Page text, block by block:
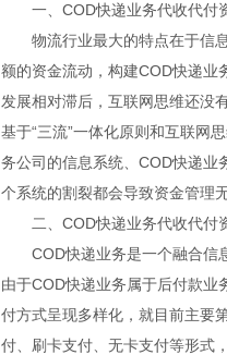
一、COD快递业务代收代付
物流行业最大的特点在于信
额的资金流动，构建COD快递业
发展相对滞后，互联网思维还没
基于“三流”一体化原则和互联网
务公司的信息系统、COD快递业
个系统的割裂都会导致资金管理
二、COD快递业务代收代付
COD快递业务是一个融合信
由于COD快递业务属于后付款业
付方式呈现多样化，就目前主要
付、刷卡支付、无卡支付等形式